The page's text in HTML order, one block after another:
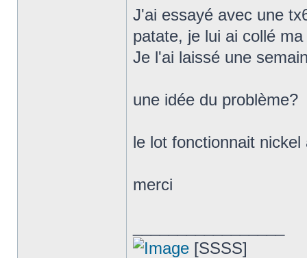
J'ai essayé avec une
patate, je lui ai collé
Je l'ai laissé une
une idée du problème?
le lot fonctionnait
merci
[SSSS]